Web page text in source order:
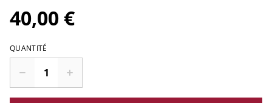
40,00 €
QUANTITÉ